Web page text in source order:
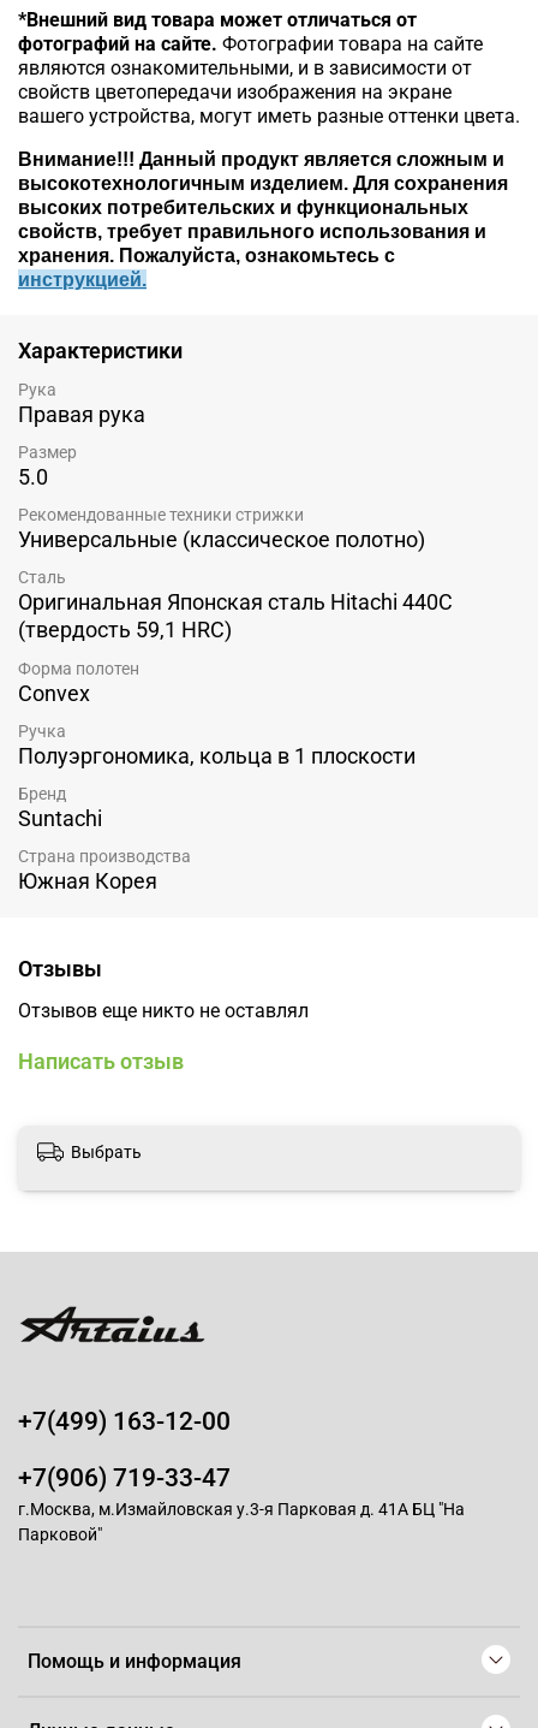
*Внешний вид товара может отличаться от
фотографий на сайте. Фотографии товара на сайте
являются ознакомительными, и в зависимости от
свойств цветопередачи изображения на экране
вашего устройства, могут иметь разные оттенки цвета.
Внимание!!! Данный продукт является сложным и
высокотехнологичным изделием. Для сохранения
высоких потребительских и функциональных
свойств, требует правильного использования и
хранения. Пожалуйста, ознакомьтесь c
инструкцией.
Характеристики
Рука
Правая рука
Размер
5.0
Рекомендованные техники стрижки
Универсальные (классическое полотно)
Сталь
Оригинальная Японская сталь Hitachi 440C
(твердость 59,1 HRC)
Форма полотен
Convex
Ручка
Полуэргономика, кольца в 1 плоскости
Бренд
Suntachi
Страна производства
Южная Корея
Отзывы
Отзывов еще никто не оставлял
Написать отзыв
Выбрать
Помощь и информация
+7(499) 163-12-00
+7(906) 719-33-47
г.Москва, м.Измайловская у.3-я Парковая д. 41А БЦ "На
Парковой"